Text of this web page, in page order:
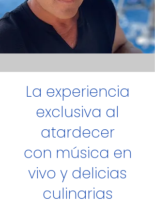
La experiencia
exclusiva al
atardecer
con música en
vivo y delicias
culinarias